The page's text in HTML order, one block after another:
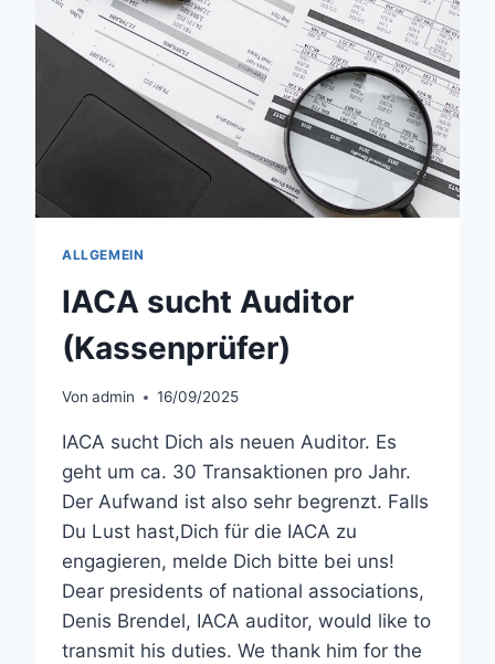
ALLGEMEIN
IACA sucht Auditor
(Kassenprüfer)
Von admin 16/09/2025
IACA sucht Dich als neuen Auditor. Es
geht um ca. 30 Transaktionen pro Jahr.
Der Aufwand ist also sehr begrenzt. Falls
Du Lust hast,Dich für die IACA zu
engagieren, melde Dich bitte bei uns!
Dear presidents of national associations,
Denis Brendel, IACA auditor, would like to
transmit his duties. We thank him for the